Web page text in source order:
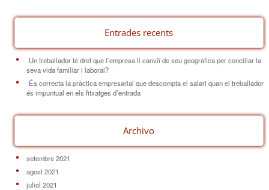
Entrades recents
Un treballador té dret que l’empresa li canviï de seu geogràfica per conciliar la
seva vida familiar i laboral?
És correcta la pràctica empresarial que descompta el salari quan el treballador
és impuntual en els fitxatges d’entrada
Archivo
setembre 2021
agost 2021
juliol 2021